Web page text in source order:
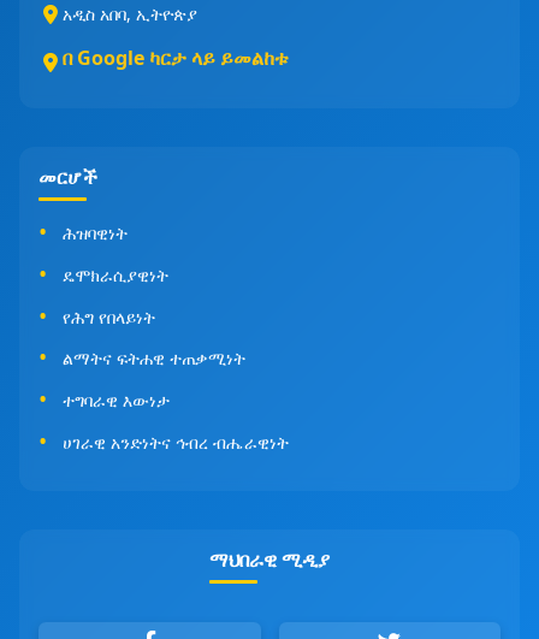
አዲስ አበባ, ኢትዮጵያ
በ Google ካርታ ላይ ይመልከቱ
መርሆች
ሕዝባዊነት
ዴሞክራሲያዊነት
የሕግ የበላይነት
ልማትና ፍትሐዊ ተጠቃሚነት
ተግባራዊ እውነታ
ሀገራዊ አንድነትና ኅብረ ብሔራዊነት
ማህበራዊ ሚዲያ